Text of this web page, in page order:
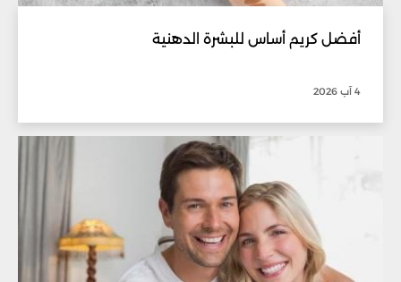
أفضل كريم أساس للبشرة الدهنية
4 آب 2026